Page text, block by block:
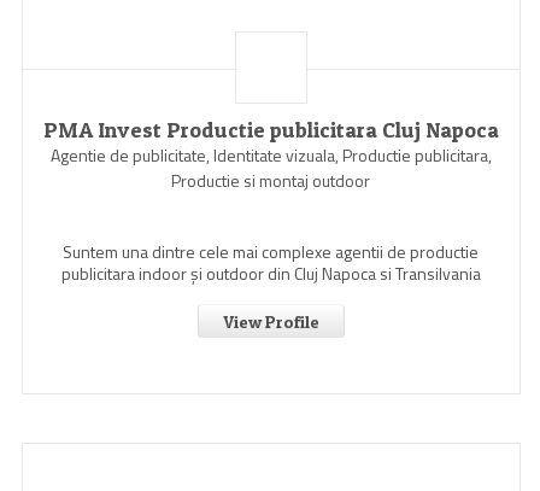
PMA Invest Productie publicitara Cluj Napoca
Agentie de publicitate, Identitate vizuala, Productie publicitara,
Productie si montaj outdoor
Suntem una dintre cele mai complexe agentii de productie
publicitara indoor şi outdoor din Cluj Napoca si Transilvania
View Profile